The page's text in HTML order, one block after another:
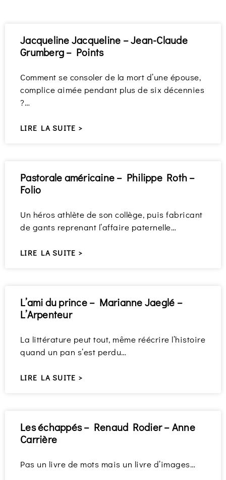
Jacqueline Jacqueline – Jean-Claude
Grumberg – Points
Comment se consoler de la mort d’une épouse,
complice aimée pendant plus de six décennies
?…
LIRE LA SUITE >
Pastorale américaine – Philippe Roth –
Folio
Un héros athlète de son collège, puis fabricant
de gants reprenant l’affaire paternelle…
LIRE LA SUITE >
L’ami du prince – Marianne Jaeglé –
L’Arpenteur
La littérature peut tout, même réécrire l’histoire
quand un pan s’est perdu…
LIRE LA SUITE >
Les échappés – Renaud Rodier – Anne
Carrière
Pas un livre de mots mais un livre d’images…